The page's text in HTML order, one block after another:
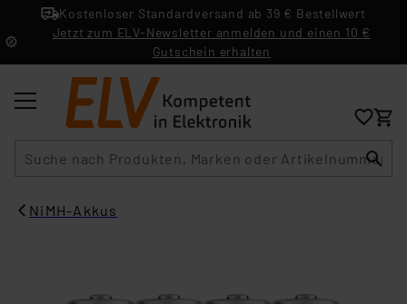
Kostenloser Standardversand ab 39 € Bestellwert
Jetzt zum ELV-Newsletter anmelden und einen 10 €
Gutschein erhalten
NiMH-Akkus